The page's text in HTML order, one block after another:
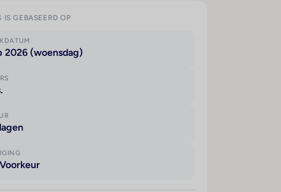
IS GEBASEERD OP
2026 (woensdag)